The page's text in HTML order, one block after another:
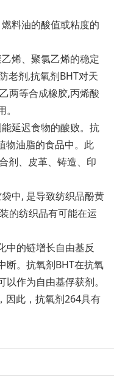
料油的酸值或粘度的
烯、聚氯乙烯的稳定
老剂,抗氧剂BHT对天
两等合成橡胶,丙烯酸
延迟食物的酸败。抗
物油脂的食品中。此
剂、皮革、铸造、印
中, 是导致纺织品酚黄
的纺织品有可能在运
的链增长自由基反
断。抗氧剂BHT在抗氧
作为自由基俘获剂。
因此，抗氧剂264具有